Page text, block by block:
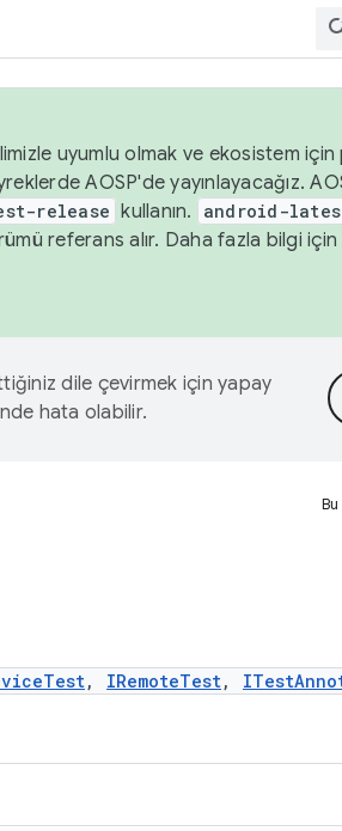
uyumlu olmak ve ekosistem için
AOSP'de yayınlayacağız.
release kullanın. android-
referans alır. Daha fazla bilgi için
dile çevirmek için yapay
hata olabilir.
, IRemoteTest,